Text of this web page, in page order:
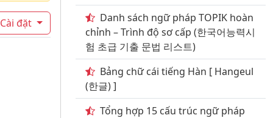
Cài đặt
Danh sách ngữ pháp TOPIK hoàn
chỉnh – Trình độ sơ cấp (한국어능력시
험 초급 기출 문법 리스트)
Bảng chữ cái tiếng Hàn [ Hangeul
(한글) ]
Tổng hợp 15 cấu trúc ngữ pháp